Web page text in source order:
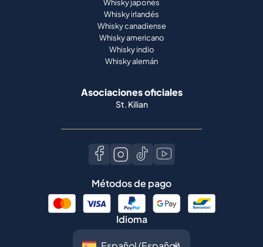
Whisky japonés
Whisky irlandés
Whisky canadiense
Whisky americano
Whisky indio
Whisky alemán
Asociaciones oficiales
St. Kilian
Métodos de pago
Idioma